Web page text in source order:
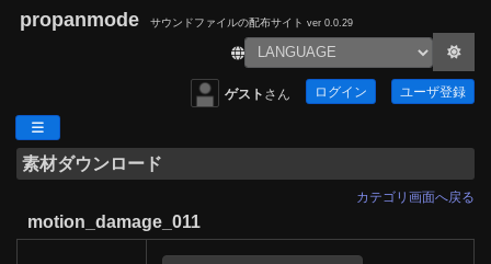
propanmode サウンドファイルの配布サイト ver 0.0.29
ゲスト さん ログイン ユーザ登録
素材ダウンロード
カテゴリ画面へ戻る
motion_damage_011